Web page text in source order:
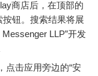
商店后，在顶部的
按钮。搜索结果将展
LLP”开发
点击应用旁边的“安